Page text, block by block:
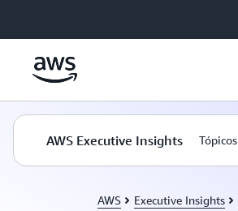
AWS Executive Insights Tópicos
AWS Executive Insights